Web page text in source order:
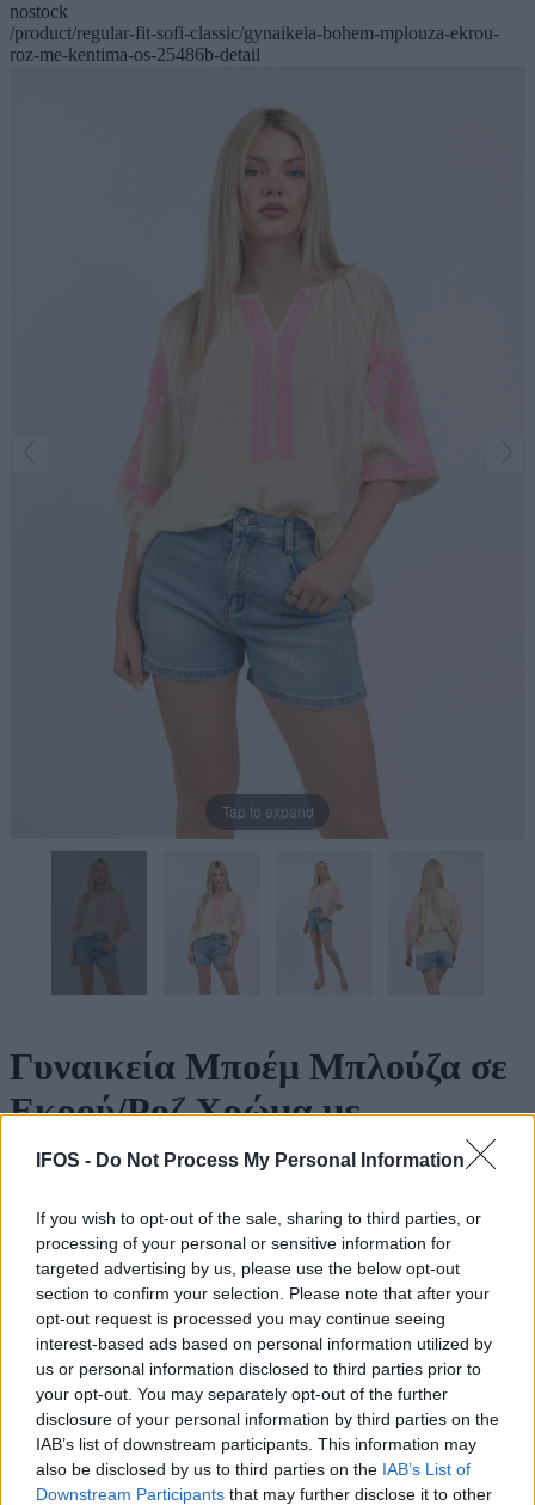
IFOS - Do Not Process My Personal Information
If you wish to opt-out of the sale, sharing to third parties, or
processing of your personal or sensitive information for
targeted advertising by us, please use the below opt-out
section to confirm your selection. Please note that after your
opt-out request is processed you may continue seeing
interest-based ads based on personal information utilized by
us or personal information disclosed to third parties prior to
your opt-out. You may separately opt-out of the further
disclosure of your personal information by third parties on the
IAB’s list of downstream participants. This information may
also be disclosed by us to third parties on the IAB’s List of
Downstream Participants that may further disclose it to other
nostock
/product/regular-fit-sofi-classic/gynaikeia-bohem-mplouza-ekrou-
roz-me-kentima-os-25486b-detail
Tap to expand
Γυναικεία Μποέμ Μπλούζα σε
Εκρού/Ροζ Χρώμα με
Ανάγλυφο Κέντημα και
Κωδικός: 25486B
Διαθεσιμότητα:
Παράδοση σε 1 - 3 ημέρες
40,00 €
25,00 €
Δείτε περισσότερααπό Γυναικείες Μπλούζες
ΧρώμαΧρώμα
Μέγεθος
ONE SIZE
Ποσότητα: